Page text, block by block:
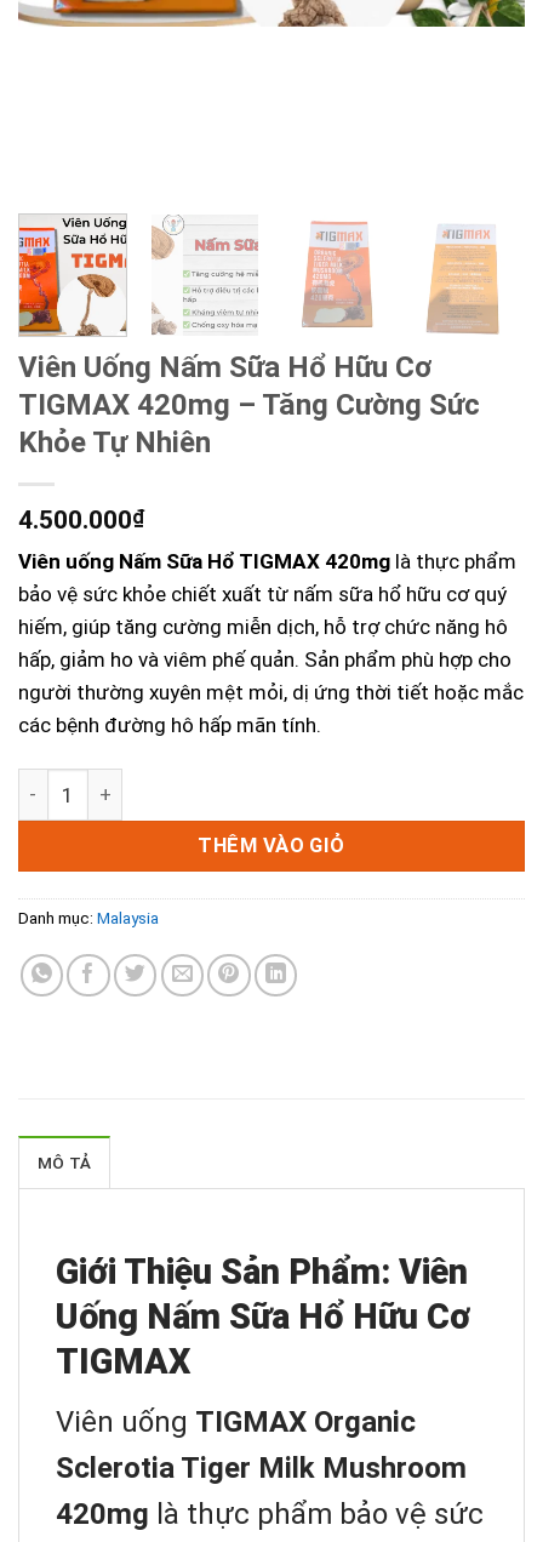
Viên Uống Nấm Sữa Hổ Hữu Cơ
TIGMAX 420mg – Tăng Cường Sức
Khỏe Tự Nhiên
4.500.000₫
Viên uống Nấm Sữa Hổ TIGMAX 420mg là thực phẩm
bảo vệ sức khỏe chiết xuất từ nấm sữa hổ hữu cơ quý
hiếm, giúp tăng cường miễn dịch, hỗ trợ chức năng hô
hấp, giảm ho và viêm phế quản. Sản phẩm phù hợp cho
người thường xuyên mệt mỏi, dị ứng thời tiết hoặc mắc
các bệnh đường hô hấp mãn tính.
THÊM VÀO GIỎ
Danh mục: Malaysia
MÔ TẢ
Giới Thiệu Sản Phẩm: Viên
Uống Nấm Sữa Hổ Hữu Cơ
TIGMAX
Viên uống TIGMAX Organic
Sclerotia Tiger Milk Mushroom
420mg là thực phẩm bảo vệ sức